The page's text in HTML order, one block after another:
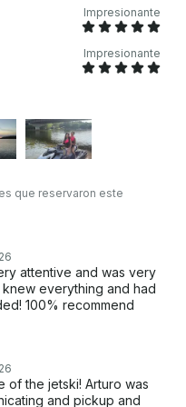
Impresionante
Impresionante
que reservaron este
attentive and was very
everything and had
100% recommend
of the jetski! Arturo was
and pickup and